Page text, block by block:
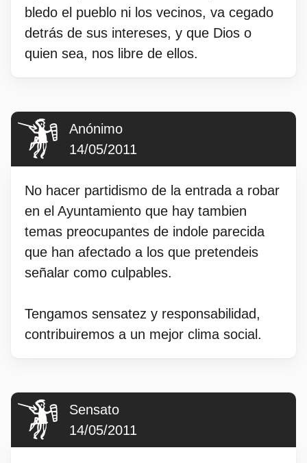
bledo el pueblo ni los vecinos, va cegado
detrás de sus intereses, y que Dios o
quien sea, nos libre de ellos.
Anónimo
14/05/2011
No hacer partidismo de la entrada a robar
en el Ayuntamiento que hay tambien
temas preocupantes de indole parecida
que han afectado a los que pretendeis
señalar como culpables.
Tengamos sensatez y responsabilidad,
contribuiremos a un mejor clima social.
Sensato
14/05/2011